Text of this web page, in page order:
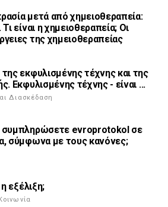
μετά από χημειοθεραπεία:
είναι η χημειοθεραπεία; Οι
της χημειοθεραπείας
εκφυλισμένης τέχνης και της
Εκφυλισμένης τέχνης - είναι ...
Διασκέδαση
evroprotokol σε
σύμφωνα με τους κανόνες;
η εξέλιξη;